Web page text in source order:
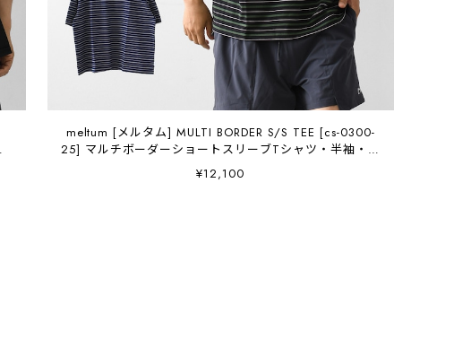
meltum [メルタム] MULTI BORDER S/S TEE [cs-0300-
25] マルチボーダーショートスリーブTシャツ・半袖・オ
ーバーサイズ・MEN'S / LADY'S [2026AW]
¥12,100